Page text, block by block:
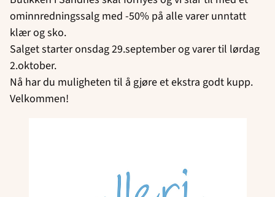
ominnredningssalg med -50% på alle varer unntatt
klær og sko.
Salget starter onsdag 29.september og varer til lørdag
2.oktober.
Nå har du muligheten til å gjøre et ekstra godt kupp.
Velkommen!